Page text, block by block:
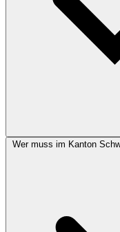
Wer muss im Kanton